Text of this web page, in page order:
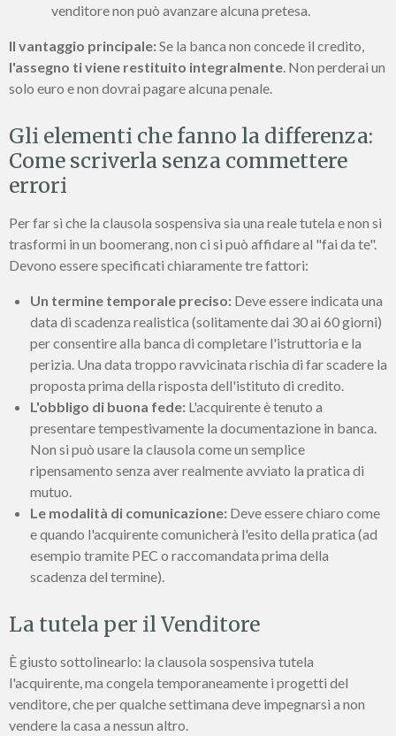
venditore non può avanzare alcuna pretesa.
Il vantaggio principale:Se la banca non concede il credito,
l'assegno ti viene restituito integralmente . Non perderai un
solo euro e non dovrai pagare alcuna penale.
Gli elementi che fanno la differenza:
Come scriverla senza commettere
errori
Per far sì che la clausola sospensiva sia una reale tutela e non si
trasformi in un boomerang, non ci si può affidare al "fai da te".
Devono essere specificati chiaramente tre fattori:
Un termine temporale preciso: Deve essere indicata una
data di scadenza realistica (solitamente dai 30 ai 60 giorni)
per consentire alla banca di completare l'istruttoria e la
perizia. Una data troppo ravvicinata rischia di far scadere la
proposta prima della risposta dell'istituto di credito.
L'obbligo di buona fede: L'acquirente è tenuto a
presentare tempestivamente la documentazione in banca.
Non si può usare la clausola come un semplice
ripensamento senza aver realmente avviato la pratica di
mutuo.
Le modalità di comunicazione: Deve essere chiaro come
e quando l'acquirente comunicherà l'esito della pratica (ad
esempio tramite PEC o raccomandata prima della
scadenza del termine).
La tutela per il Venditore
È giusto sottolinearlo: la clausola sospensiva tutela
l'acquirente, ma congela temporaneamente i progetti del
venditore, che per qualche settimana deve impegnarsi a non
vendere la casa a nessun altro.